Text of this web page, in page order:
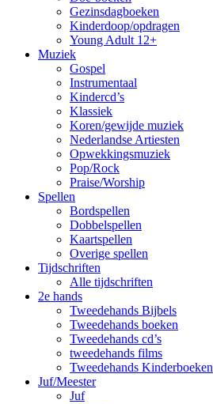
Gezinsdagboeken
Kinderdoop/opdragen
Young Adult 12+
Muziek
Gospel
Instrumentaal
Kindercd’s
Klassiek
Koren/gewijde muziek
Nederlandse Artiesten
Opwekkingsmuziek
Pop/Rock
Praise/Worship
Spellen
Bordspellen
Dobbelspellen
Kaartspellen
Overige spellen
Tijdschriften
Alle tijdschriften
2e hands
Tweedehands Bijbels
Tweedehands boeken
Tweedehands cd’s
tweedehands films
Tweedehands Kinderboeken
Juf/Meester
Juf